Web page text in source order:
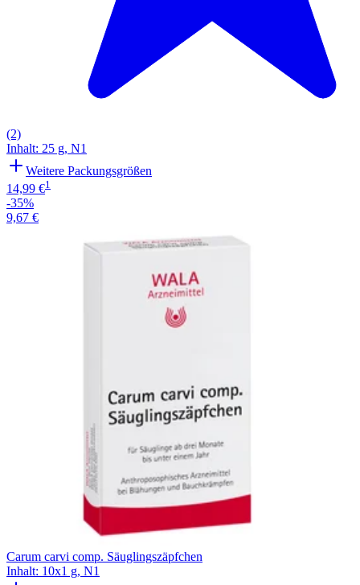
(2)
Inhalt: 25 g, N1
Weitere Packungsgrößen
14,99 €1
-35%
9,67 €
Carum carvi comp. Säuglingszäpfchen
Inhalt: 10x1 g, N1